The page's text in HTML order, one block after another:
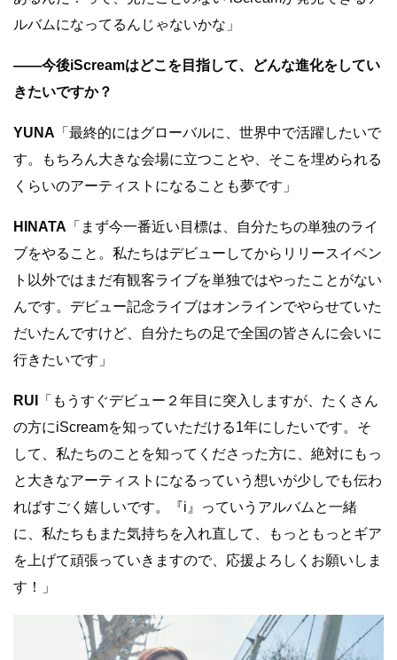
ルバムになってるんじゃないかな」
――今後iScreamはどこを目指して、どんな進化をしてい
きたいですか？
YUNA 「最終的にはグローバルに、世界中で活躍したいで
す。もちろん大きな会場に立つことや、そこを埋められる
くらいのアーティストになることも夢です」
HINATA 「まず今一番近い目標は、自分たちの単独のライ
ブをやること。私たちはデビューしてからリリースイベン
ト以外ではまだ有観客ライブを単独ではやったことがない
んです。デビュー記念ライブはオンラインでやらせていた
だいたんですけど、自分たちの足で全国の皆さんに会いに
行きたいです」
RUI
「もうすぐデビュー２年目に突入しますが、たくさん
の方にiScreamを知っていただける1年にしたいです。そ
して、私たちのことを知ってくださった方に、絶対にもっ
と大きなアーティストになるっていう想いが少しでも伝わ
ればすごく嬉しいです。『i』っていうアルバムと一緒
に、私たちもまた気持ちを入れ直して、もっともっとギア
を上げて頑張っていきますので、応援よろしくお願いしま
す！」